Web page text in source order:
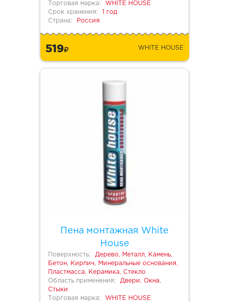
Торговая марка:
WHITE HOUSE
Срок хранения:
1 год
Страна:
Россия
519 WHITE HOUSE
Пена монтажная White
House
Поверхность:
Дерево, Металл, Камень,
Бетон, Кирпич, Минеральные основания,
Пластмасса, Керамика, Стекло
Область применения:
Двери, Окна,
Стыки
Торговая марка:
WHITE HOUSE